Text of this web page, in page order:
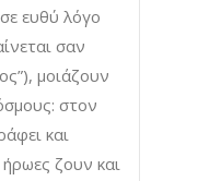
ευθύ λόγο
σαν
μοιάζουν
στον
και
ζουν και